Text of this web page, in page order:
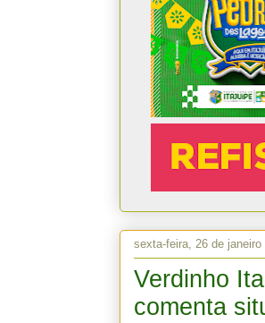
sexta-feira, 26 de janeiro
Verdinho
comenta